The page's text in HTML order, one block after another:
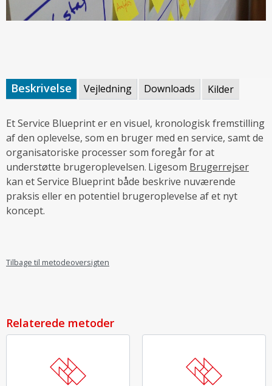
Beskrivelse Vejledning Downloads Kilder
Et Service Blueprint er en visuel, kronologisk fremstilling
af den oplevelse, som en bruger med en service, samt de
organisatoriske processer som foregår for at
understøtte brugeroplevelsen. Ligesom Brugerrejser
kan et Service Blueprint både beskrive nuværende
praksis eller en potentiel brugeroplevelse af et nyt
koncept.
Tilbage til metodeoversigten
Relaterede metoder